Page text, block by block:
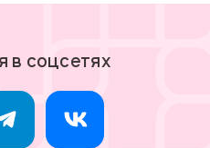
в соцсетях